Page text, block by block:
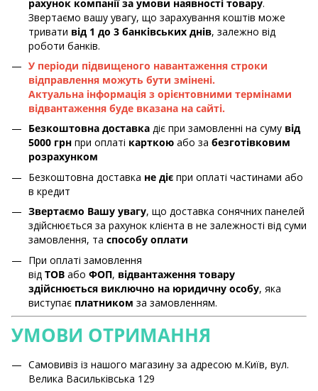
рахунок компанії за умови наявності товару.
Звертаємо вашу увагу, що зарахування коштів може
тривати від 1 до 3 банківських днів, залежно від
роботи банків.
У періоди підвищеного навантаження строки
відправлення можуть бути змінені.
Актуальна інформація з орієнтовними термінами
відвантаження буде вказана на сайті.
Безкоштовна доставка діє при замовленні на суму від
5000 грн при оплаті карткою або за безготівковим
розрахунком
Безкоштовна доставка не діє при оплаті частинами або
в кредит
Звертаємо Вашу увагу, що доставка сонячних панелей
здійснюється за рахунок клієнта в не залежності від суми
замовлення, та способу оплати
При оплаті замовлення
від ТОВ або ФОП, відвантаження товару
здійснюється виключно на юридичну особу, яка
виступає платником за замовленням.
УМОВИ ОТРИМАННЯ
Самовивіз із нашого магазину за адресою м.Київ, вул.
Велика Васильківська 129